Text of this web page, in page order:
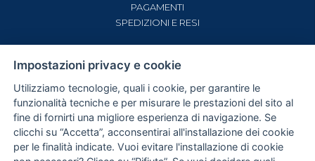
PAGAMENTI
SPEDIZIONI E RESI
PRIVACY E COOKIE POLICY
IMPOSTAZIONI COOKIE
Impostazioni privacy e cookie
Utilizziamo tecnologie, quali i cookie, per garantire le
funzionalità tecniche e per misurare le prestazioni del sito al
fine di fornirti una migliore esperienza di navigazione. Se
clicchi su “Accetta”, acconsentirai all'installazione dei cookie
per le finalità indicate. Vuoi evitare l'installazione di cookie